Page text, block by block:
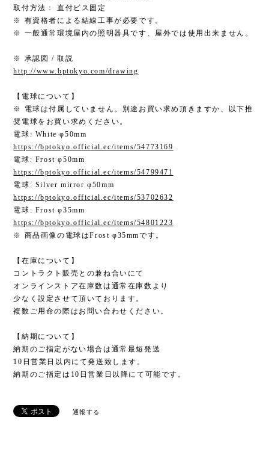
取付方法： 直付ビス固定
※ 有資格者による結線工事が必要です。
※ 一般通常環境屋内の照明器具です、屋外では使用出来ません。
※ 承認図 / 取説
http://www.bptokyo.com/drawing
【電球について】
※ 電球は付属していません。別途お買い求め頂きますか、以下推
奨電球をお買い求めください。
電球: White φ50mm
https://bptokyo.official.ec/items/54773169
電球: Frost φ50mm
https://bptokyo.official.ec/items/54799471
電球: Silver mirror φ50mm
https://bptokyo.official.ec/items/53702632
電球: Frost φ35mm
https://bptokyo.official.ec/items/54801223
※ 商品画像の電球はFrost φ35mmです。
【在庫について】
コントラクト販売との兼ね合いにて
オンラインストア在庫数は通常在庫数より
少なく設定させて頂いております。
複数ご用命の際はお問い合わせください。
【納期について】
納期のご指定がない場合は通常最短発送
10日営業日以内にて発送致します。
納期のご指定は10日営業日以降にて可能です。
通報する